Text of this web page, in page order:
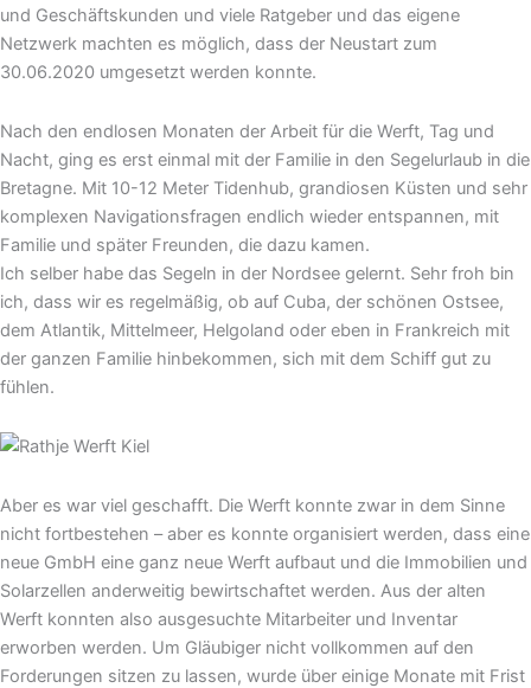
und Geschäftskunden und viele Ratgeber und das eigene
Netzwerk machten es möglich, dass der Neustart zum
30.06.2020 umgesetzt werden konnte.
Nach den endlosen Monaten der Arbeit für die Werft, Tag und
Nacht, ging es erst einmal mit der Familie in den Segelurlaub in die
Bretagne. Mit 10-12 Meter Tidenhub, grandiosen Küsten und sehr
komplexen Navigationsfragen endlich wieder entspannen, mit
Familie und später Freunden, die dazu kamen.
Ich selber habe das Segeln in der Nordsee gelernt. Sehr froh bin
ich, dass wir es regelmäßig, ob auf Cuba, der schönen Ostsee,
dem Atlantik, Mittelmeer, Helgoland oder eben in Frankreich mit
der ganzen Familie hinbekommen, sich mit dem Schiff gut zu
fühlen.
Aber es war viel geschafft. Die Werft konnte zwar in dem Sinne
nicht fortbestehen – aber es konnte organisiert werden, dass eine
neue GmbH eine ganz neue Werft aufbaut und die Immobilien und
Solarzellen anderweitig bewirtschaftet werden. Aus der alten
Werft konnten also ausgesuchte Mitarbeiter und Inventar
erworben werden. Um Gläubiger nicht vollkommen auf den
Forderungen sitzen zu lassen, wurde über einige Monate mit Frist